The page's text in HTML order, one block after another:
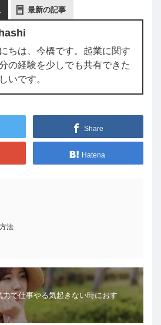
最新の記事
ちは、今橋です。起業に関す
の経験を少しでも共有できた
いです。
Share
Hatena
法
力で仕事やる気起きない時におす
の過ごし方と対策